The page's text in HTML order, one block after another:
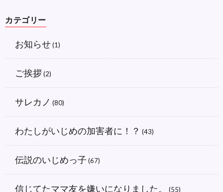
カテゴリー
お知らせ(1)
ご挨拶(2)
サレカノ (80)
わたしがいじめの加害者に！？ (43)
伝説のいじめっ子 (67)
信じてたママ友を嫌いになりました。 (55)